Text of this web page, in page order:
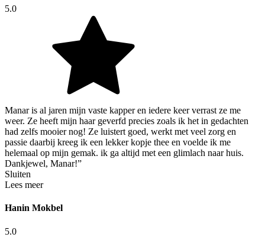
5.0
Manar is al jaren mijn vaste kapper en iedere keer verrast ze me
weer. Ze heeft mijn haar geverfd precies zoals ik het in gedachten
had zelfs mooier nog! Ze luistert goed, werkt met veel zorg en
passie daarbij kreeg ik een lekker kopje thee en voelde ik me
helemaal op mijn gemak. ik ga altijd met een glimlach naar huis.
Dankjewel, Manar!”
Sluiten
Lees meer
Hanin Mokbel
5.0